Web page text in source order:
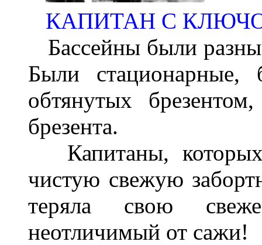
КАПИТАН С
Бассейны были
Были стационарные,
обтянутых
брезента.
Капитаны,
чистую свежую
теряла свою
неотличимый от сажи!